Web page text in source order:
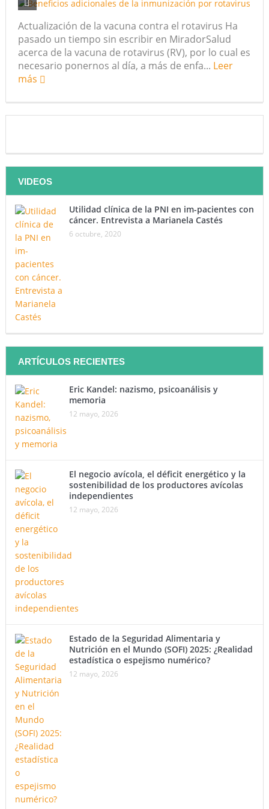
futuro “ilimitado” de la Inteligencia Artificial
¿Qué sabemos de los alimentos ultraprocesados?
¿Los 20 años de regalo? Parte II
(ACFIMAN)
¿Los veinte años de regalo?
Nuevas noticias sobre las dietas vegetarianas y el riesgo
de cáncer
Actualización de la vacuna contra el rotavirus Ha
pasado un tiempo sin escribir en MiradorSalud
acerca de la vacuna de rotavirus (RV), por lo cual es
necesario ponernos al día, a más de enfa... Leer
más
VIDEOS
Utilidad clínica de la PNI en im-pacientes con
cáncer. Entrevista a Marianela Castés
6 octubre, 2020
ARTÍCULOS RECIENTES
Eric Kandel: nazismo, psicoanálisis y
memoria
12 mayo, 2026
El negocio avícola, el déficit energético y la
sostenibilidad de los productores avícolas
independientes
12 mayo, 2026
Estado de la Seguridad Alimentaria y
Nutrición en el Mundo (SOFI) 2025: ¿Realidad
estadística o espejismo numérico?
12 mayo, 2026